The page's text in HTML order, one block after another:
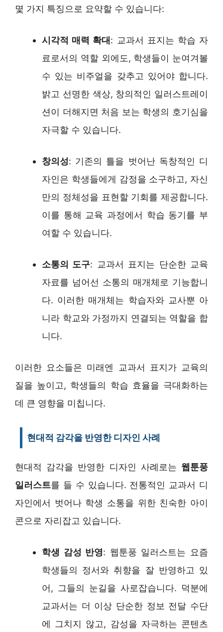
몇 가지 특징으로 요약할 수 있습니다:
시각적 매력 확대: 교과서 표지는 학습 자
료로서의 역할 외에도, 학생들이 눈여겨볼
수 있는 비주얼을 갖추고 있어야 합니다.
밝고 선명한 색상, 창의적인 일러스트레이
션이 더해지면 처음 보는 학생의 호기심을
자극할 수 있습니다.
창의성: 기존의 틀을 벗어난 독창적인 디
자인은 학생들에게 감정을 소구하고, 자신
만의 정체성을 표현할 기회를 제공합니다.
이를 통해 교육 과정에서 학습 동기를 부
여할 수 있습니다.
소통의 도구: 교과서 표지는 단순한 교육
자료를 넘어선 소통의 매개체로 기능합니
다. 이러한 매개체는 학습자와 교사뿐 아
니라 학교와 가정까지 연결되는 역할을 합
니다.
이러한 요소들은 미래엔 교과서 표지가 교육의
질을 높이고, 학생들의 학습 효율을 극대화하는
데 큰 영향을 미칩니다.
현대적 감각을 반영한 디자인 사례
현대적 감각을 반영한 디자인 사례로는 웹툰풍
일러스트를 들 수 있습니다. 전통적인 교과서 디
자인에서 벗어나 학생 소통을 위한 친숙한 아이
콘으로 자리잡고 있습니다.
학생 감성 반영: 웹툰풍 일러스트는 요즘
학생들의 정서와 취향을 잘 반영하고 있
어, 그들의 눈길을 사로잡습니다. 덕분에
교과서는 더 이상 단순한 정보 전달 수단
에 그치지 않고, 감성을 자극하는 콘텐츠